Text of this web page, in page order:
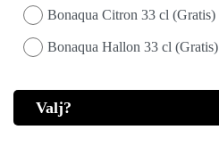
Bonaqua Citron 33 cl (Gratis)
Bonaqua Hallon 33 cl (Gratis)
Valj?